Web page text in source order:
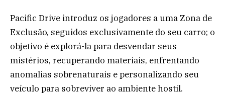
Pacific Drive introduz os jogadores a uma Zona de
Exclusão, seguidos exclusivamente do seu carro; o
objetivo é explorá-la para desvendar seus
mistérios, recuperando materiais, enfrentando
anomalias sobrenaturais e personalizando seu
veículo para sobreviver ao ambiente hostil.